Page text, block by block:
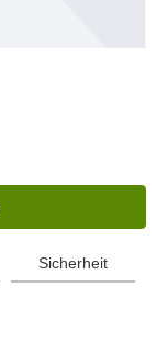
Sicherheit